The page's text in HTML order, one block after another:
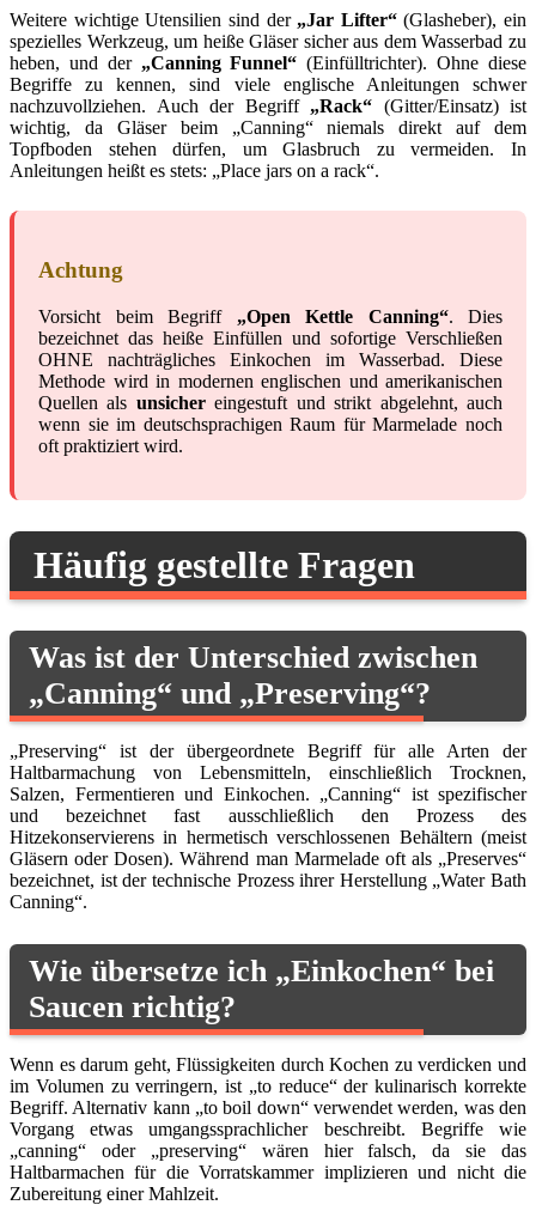
Weitere wichtige Utensilien sind der „Jar Lifter“(Glasheber), ein
spezielles Werkzeug, um heiße Gläser sicher aus dem Wasserbad zu
heben, und der „Canning Funnel“ (Einfülltrichter). Ohne diese
Begriffe zu kennen, sind viele englische Anleitungen schwer
nachzuvollziehen. Auch der Begriff „Rack“ (Gitter/Einsatz) ist
wichtig, da Gläser beim „Canning“ niemals direkt auf dem
Topfboden stehen dürfen, um Glasbruch zu vermeiden. In
Anleitungen heißt es stets: „Place jars on a rack“.
Achtung
Vorsicht beim Begriff „Open Kettle Canning“. Dies
bezeichnet das heiße Einfüllen und sofortige Verschließen
OHNE nachträgliches Einkochen im Wasserbad. Diese
Methode wird in modernen englischen und amerikanischen
Quellen als unsichereingestuft und strikt abgelehnt, auch
wenn sie im deutschsprachigen Raum für Marmelade noch
oft praktiziert wird.
Häufig gestellte Fragen
Was ist der Unterschied zwischen
„Canning“ und „Preserving“?
„Preserving“ ist der übergeordnete Begriff für alle Arten der
Haltbarmachung von Lebensmitteln, einschließlich Trocknen,
Salzen, Fermentieren und Einkochen. „Canning“ ist spezifischer
und bezeichnet fast ausschließlich den Prozess des
Hitzekonservierens in hermetisch verschlossenen Behältern (meist
Gläsern oder Dosen). Während man Marmelade oft als „Preserves“
bezeichnet, ist der technische Prozess ihrer Herstellung „Water Bath
Canning“.
Wie übersetze ich „Einkochen“ bei
Saucen richtig?
Wenn es darum geht, Flüssigkeiten durch Kochen zu verdicken und
im Volumen zu verringern, ist „to reduce“ der kulinarisch korrekte
Begriff. Alternativ kann „to boil down“ verwendet werden, was den
Vorgang etwas umgangssprachlicher beschreibt. Begriffe wie
„canning“ oder „preserving“ wären hier falsch, da sie das
Haltbarmachen für die Vorratskammer implizieren und nicht die
Zubereitung einer Mahlzeit.